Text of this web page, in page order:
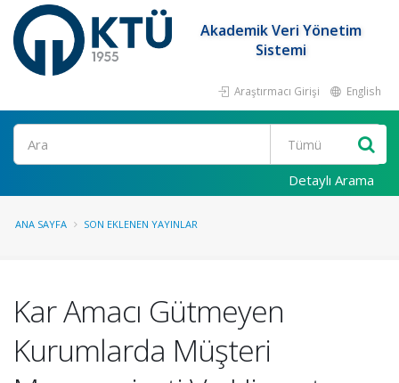
Akademik Veri Yönetim
Sistemi
Araştırmacı Girişi English
Ara
Detaylı Arama
ANA SAYFA SON EKLENEN YAYINLAR
Kar Amacı Gütmeyen
Kurumlarda Müşteri